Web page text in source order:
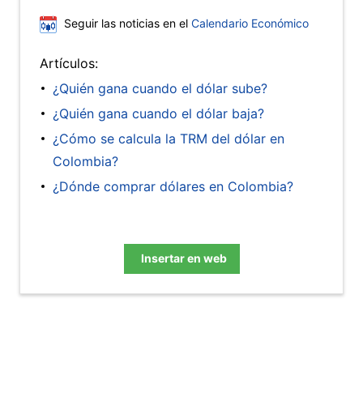
Seguir las noticias en el Calendario Económico
Artículos:
¿Quién gana cuando el dólar sube?
¿Quién gana cuando el dólar baja?
¿Cómo se calcula la TRM del dólar en
Colombia?
¿Dónde comprar dólares en Colombia?
Insertar en web